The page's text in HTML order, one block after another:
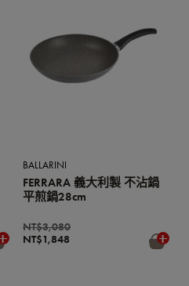
BALLARINI
FERRARA 義大利製 不沾鍋
平煎鍋28cm
NT$1,848
NT$3,080